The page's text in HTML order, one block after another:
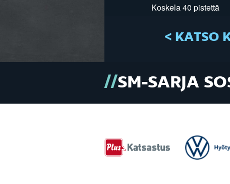
Koskela 40 pistettä
< KATSO
SM-SARJA